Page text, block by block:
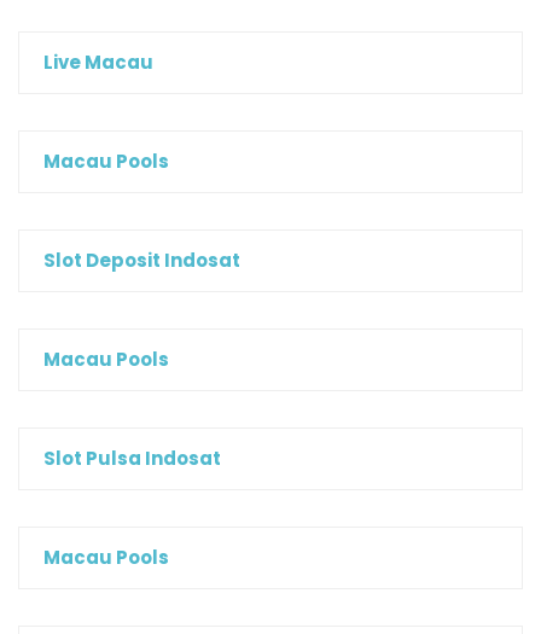
Live Macau
Macau Pools
Slot Deposit Indosat
Macau Pools
Slot Pulsa Indosat
Macau Pools